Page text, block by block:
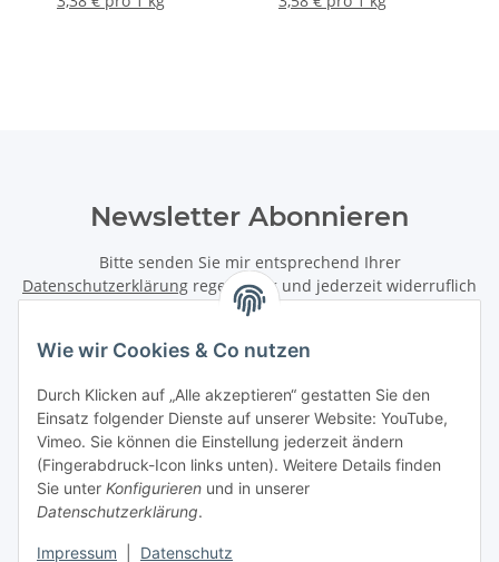
Wie wir Cookies & Co nutzen
Durch Klicken auf „Alle akzeptieren“ gestatten Sie den
Einsatz folgender Dienste auf unserer Website: YouTube,
Vimeo. Sie können die Einstellung jederzeit ändern
(Fingerabdruck-Icon links unten). Weitere Details finden
Sie unter Konfigurieren und in unserer
Datenschutzerklärung.
Impressum Datenschutz
Newsletter Abonnieren
Bitte senden Sie mir entsprechend Ihrer
Datenschutzerklärung regelmäßig und jederzeit widerruflich
Informationen zu Ihrem Produktsortiment per E-Mail zu.
Newsletter Abonnieren
Informationen
Gesetzliche Informationen